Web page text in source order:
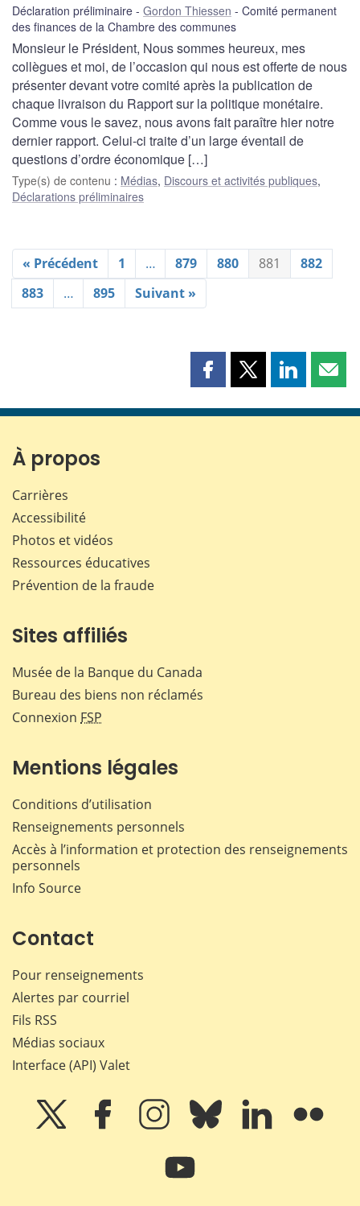
Déclaration préliminaire Gordon Thiessen
Comité permanent
des finances de la Chambre des communes
Monsieur le Président, Nous sommes heureux, mes
collègues et moi, de l’occasion qui nous est offerte de nous
présenter devant votre comité après la publication de
chaque livraison du Rapport sur la politique monétaire.
Comme vous le savez, nous avons fait paraître hier notre
dernier rapport. Celui-ci traite d’un large éventail de
questions d’ordre économique […]
Type(s) de contenu : Médias, Discours et activités publiques,
Déclarations préliminaires
« Précédent 1 … 879 880 881
882
883
… 895 Suivant »
Partager
page
Partager
page
Partager
page page
À propos
Carrières
Accessibilité
Photos et vidéos
Ressources éducatives
Prévention de la fraude
Sites affiliés
Musée de la Banque du Canada
Bureau des biens non réclamés
Connexion FSP
Mentions légales
Conditions d’utilisation
Renseignements personnels
Accès à l’information et protection des renseignements
personnels
Info Source
Contact
Pour renseignements
Alertes par courriel
Fils RSS
Médias sociaux
Interface (API) Valet